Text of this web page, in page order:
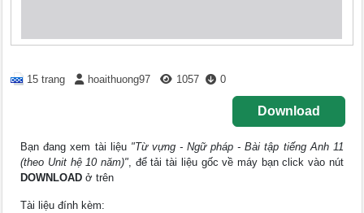
15 trang hoaithuong97 1057 0
Download
Bạn đang xem tài liệu "Từ vựng - Ngữ pháp - Bài tập tiếng Anh 11
(theo Unit hệ 10 năm)", để tải tài liệu gốc về máy bạn click vào nút
DOWNLOAD ở trên
Tài liệu đính kèm: